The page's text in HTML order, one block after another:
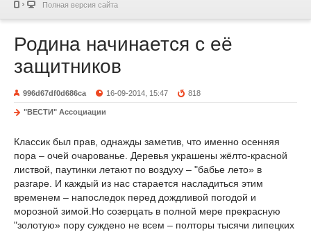
Полная версия сайта
Родина начинается с её
защитников
996d67df0d686ca 16-09-2014, 15:47 818
"ВЕСТИ" Ассоциации
Классик был прав, однажды заметив, что именно осенняя
пора – очей очарованье. Деревья украшены жёлто-красной
листвой, паутинки летают по воздуху – "бабье лето» в
разгаре. И каждый из нас старается насладиться этим
временем – напоследок перед дождливой погодой и
морозной зимой.Но созерцать в полной мере прекрасную
"золотую» пору суждено не всем – полторы тысячи липецких